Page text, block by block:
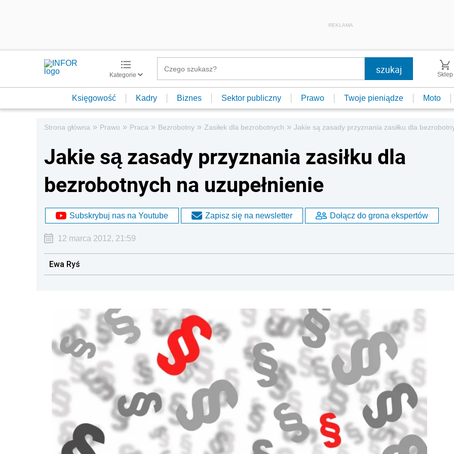
REKLAMA
Kategorie Sklep
Księgowość Kadry Biznes Sektor publiczny Prawo Twoje pieniądze Moto
Strona główna » Prawo » Praca » Bezrobotny » Zasiłek dla bezrobotnych » Jakie są zasady przyznania zasiłku dla
Jakie są zasady przyznania zasiłku dla
bezrobotnych na uzupełnienie
Subskrybuj nas na Youtube Zapisz się na newsletter Dołącz do grona ekspertów
12 marca 2012, 21:59
Ewa Ryś